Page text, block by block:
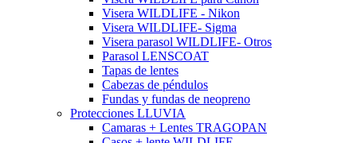
Visera WILDLIFE - Nikon
Visera WILDLIFE- Sigma
Visera parasol WILDLIFE- Otros
Parasol LENSCOAT
Tapas de lentes
Cabezas de péndulos
Fundas y fundas de neopreno
Protecciones LLUVIA
Camaras + Lentes TRAGOPAN